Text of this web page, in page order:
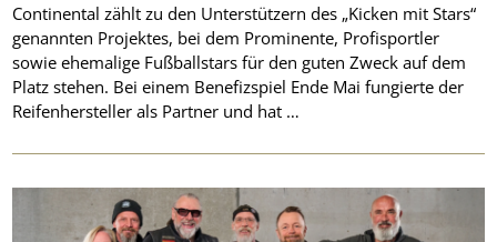
Continental zählt zu den Unterstützern des „Kicken mit Stars“
genannten Projektes, bei dem Prominente, Profisportler
sowie ehemalige Fußballstars für den guten Zweck auf dem
Platz stehen. Bei einem Benefizspiel Ende Mai fungierte der
Reifenhersteller als Partner und hat …